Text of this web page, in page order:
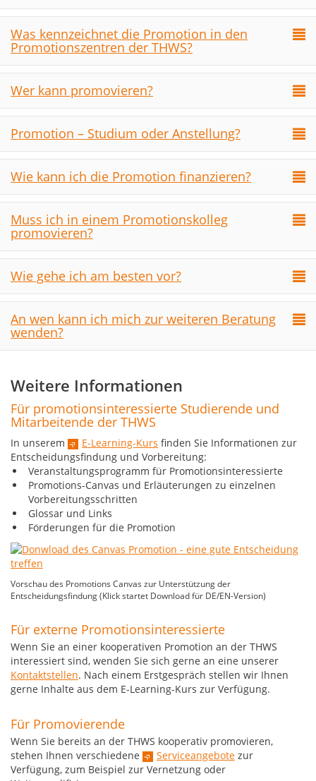
Was kennzeichnet die Promotion in den
Promotionszentren der THWS?
Wer kann promovieren?
Promotion – Studium oder Anstellung?
Wie kann ich die Promotion finanzieren?
Muss ich in einem Promotionskolleg
promovieren?
Wie gehe ich am besten vor?
An wen kann ich mich zur weiteren Beratung
wenden?
Weitere Informationen
Für promotionsinteressierte Studierende und
Mitarbeitende der THWS
In unserem E-Learning-Kurs finden Sie Informationen zur
Entscheidungsfindung und Vorbereitung:
Veranstaltungsprogramm für Promotionsinteressierte
Promotions-Canvas und Erläuterungen zu einzelnen
Vorbereitungsschritten
Glossar und Links
Förderungen für die Promotion
Vorschau des Promotions Canvas zur Unterstützung der
Entscheidungsfindung (Klick startet Download für DE/EN-Version)
Für externe Promotionsinteressierte
Wenn Sie an einer kooperativen Promotion an der THWS
interessiert sind, wenden Sie sich gerne an eine unserer
Kontaktstellen. Nach einem Erstgespräch stellen wir Ihnen
gerne Inhalte aus dem E-Learning-Kurs zur Verfügung.
Für Promovierende
Wenn Sie bereits an der THWS kooperativ promovieren,
stehen Ihnen verschiedene
Serviceangebote zur
Verfügung, zum Beispiel zur Vernetzung oder